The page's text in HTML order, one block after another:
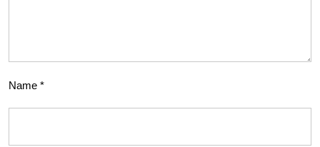
Name *